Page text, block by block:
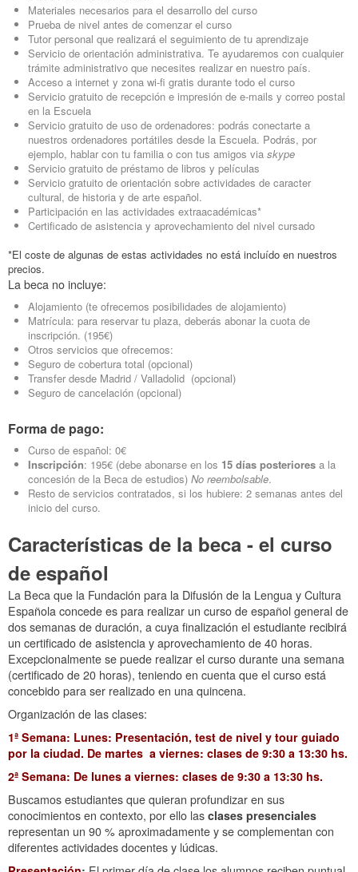
Materiales necesarios para el desarrollo del curso
Prueba de nivel antes de comenzar el curso
Tutor personal que realizará el seguimiento de tu aprendizaje
Servicio de orientación administrativa. Te ayudaremos con cualquier
trámite administrativo que necesites realizar en nuestro país.
Acceso a internet y zona wi-fi gratis durante todo el curso
Servicio gratuito de recepción e impresión de e-mails y correo postal
en la Escuela
Servicio gratuito de uso de ordenadores: podrás conectarte a
nuestros ordenadores portátiles desde la Escuela. Podrás, por
ejemplo, hablar con tu familia o con tus amigos via skype
Servicio gratuito de préstamo de libros y películas
Servicio gratuito de orientación sobre actividades de caracter
cultural, de historia y de arte español.
Participación en las actividades extraacadémicas*
Certificado de asistencia y aprovechamiento del nivel cursado
*El coste de algunas de estas actividades no está incluído en nuestros
precios.
La beca no incluye:
Alojamiento (te ofrecemos posibilidades de alojamiento)
Matrícula: para reservar tu plaza, deberás abonar la cuota de
inscripción. (195€)
Otros servicios que ofrecemos:
Seguro de cobertura total (opcional)
Transfer desde Madrid / Valladolid (opcional)
Seguro de cancelación (opcional)
Forma de pago:
Curso de español: 0€
Inscripción: 195€ (debe abonarse en los 15 días posteriores a la
concesión de la Beca de estudios) No reembolsable.
Resto de servicios contratados, si los hubiere: 2 semanas antes del
inicio del curso.
Características de la beca - el curso
de español
La Beca que la Fundación para la Difusión de la Lengua y Cultura
Española concede es para realizar un curso de español general de
dos semanas de duración, a cuya finalización el estudiante recibirá
un certificado de asistencia y aprovechamiento de 40 horas.
Excepcionalmente se puede realizar el curso durante una semana
(certificado de 20 horas), teniendo en cuenta que el curso está
concebido para ser realizado en una quincena.
Organización de las clases:
1ª Semana: Lunes: Presentación, test de nivel y tour guiado
por la ciudad. De martes a viernes: clases de 9:30 a 13:30 hs.
2ª Semana: De lunes a viernes: clases de 9:30 a 13:30 hs.
Buscamos estudiantes que quieran profundizar en sus
conocimientos en contexto, por ello las clases presenciales
representan un 90 % aproximadamente y se complementan con
diferentes actividades docentes y lúdicas.